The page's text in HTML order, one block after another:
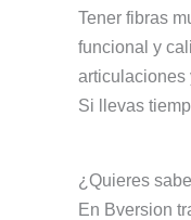
Tener fibras
funcional y
articulaciones
Si llevas
¿Quieres
En Bversion